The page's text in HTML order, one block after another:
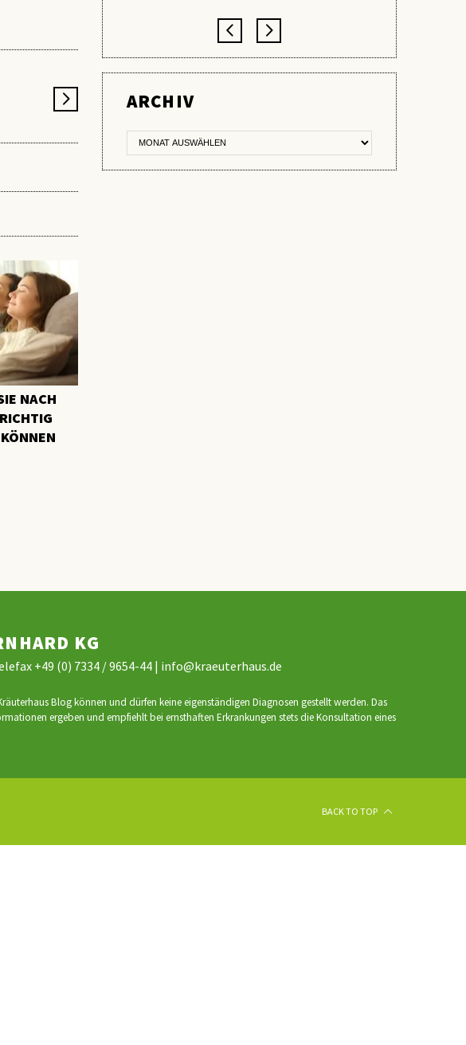
NACH
ARCHIV
KG
+49 (0) 7334 / 9654-44 | info@kraeuterhaus.de
Blog können und dürfen keine eigenständigen Diagnosen gestellt werden. Das
ergeben und empfiehlt bei ernsthaften Erkrankungen stets die Konsultation eines
BACK TO TOP